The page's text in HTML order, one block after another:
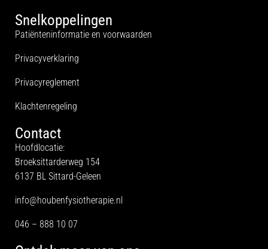
Snelkoppelingen
Patiënteninformatie en voorwaarden
Privacyverklaring
Privacyreglement
Klachtenregeling
Contact
Hoofdlocatie:
Broeksittarderweg 154
6137 BL Sittard-Geleen
info@houbenfysiotherapie.nl
046 – 888 10 07